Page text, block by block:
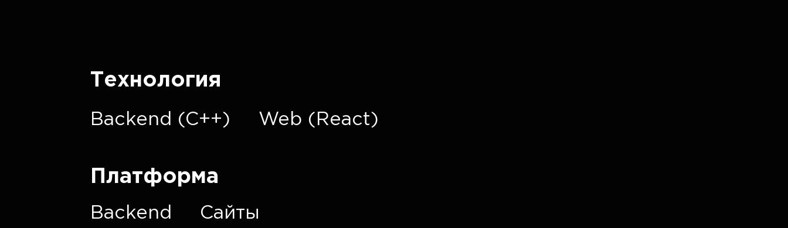
Технология
Backend (C++) Web (React)
Платформа
Backend Сайты